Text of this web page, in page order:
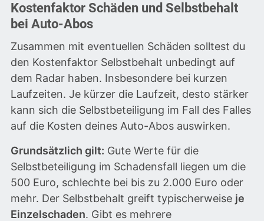
Kostenfaktor Schäden und Selbstbehalt
bei Auto-Abos
Zusammen mit eventuellen Schäden solltest du
den Kostenfaktor Selbstbehalt unbedingt auf
dem Radar haben. Insbesondere bei kurzen
Laufzeiten. Je kürzer die Laufzeit, desto stärker
kann sich die Selbstbeteiligung im Fall des Falles
auf die Kosten deines Auto-Abos auswirken.
Grundsätzlich gilt: Gute Werte für die
Selbstbeteiligung im Schadensfall liegen um die
500 Euro, schlechte bei bis zu 2.000 Euro oder
mehr. Der Selbstbehalt greift typischerweise je
Einzelschaden. Gibt es mehrere